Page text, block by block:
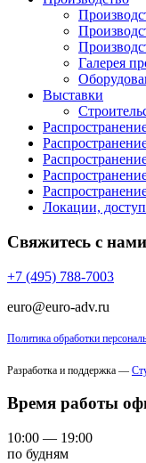
Галерея
Выставки
Локации,
Свяжитесь с
+7 (495) 788-7003
euro@euro-adv.ru
Политика обработки
Разработка и поддержка —
Время работы
10:00 — 19:00
по будням